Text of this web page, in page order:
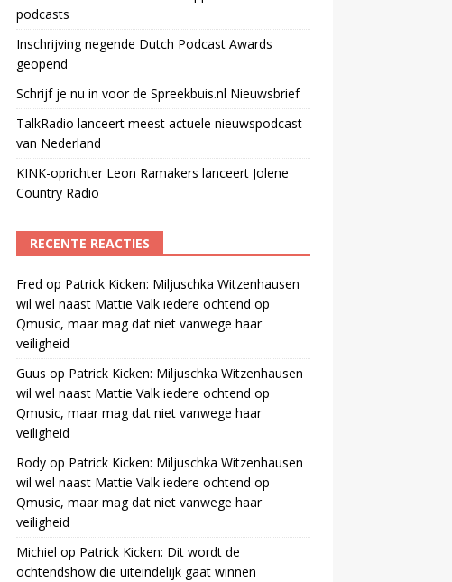
podcasts
Inschrijving negende Dutch Podcast Awards
geopend
Schrijf je nu in voor de Spreekbuis.nl Nieuwsbrief
TalkRadio lanceert meest actuele nieuwspodcast
van Nederland
KINK-oprichter Leon Ramakers lanceert Jolene
Country Radio
RECENTE REACTIES
Fred op Patrick Kicken: Miljuschka Witzenhausen
wil wel naast Mattie Valk iedere ochtend op
Qmusic, maar mag dat niet vanwege haar
veiligheid
Guus op Patrick Kicken: Miljuschka Witzenhausen
wil wel naast Mattie Valk iedere ochtend op
Qmusic, maar mag dat niet vanwege haar
veiligheid
Rodyop Patrick Kicken: Miljuschka Witzenhausen
wil wel naast Mattie Valk iedere ochtend op
Qmusic, maar mag dat niet vanwege haar
veiligheid
Michiel op Patrick Kicken: Dit wordt de
ochtendshow die uiteindelijk gaat winnen